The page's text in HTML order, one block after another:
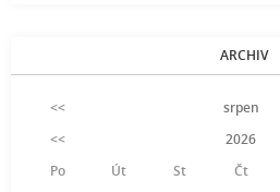
ARCHIV
<< srpen
<<
2026
Po
Út St Čt